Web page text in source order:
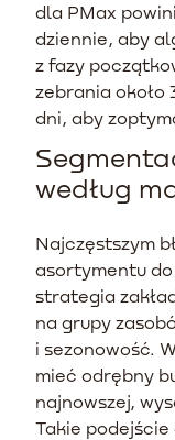
dla PMax
dziennie, aby
z fazy
zebrania około
dni, aby
według
Najczęstszym
asortymentu
strategia
na grupy
i sezonowość.
mieć odrębny
najnowszej,
Takie podejście